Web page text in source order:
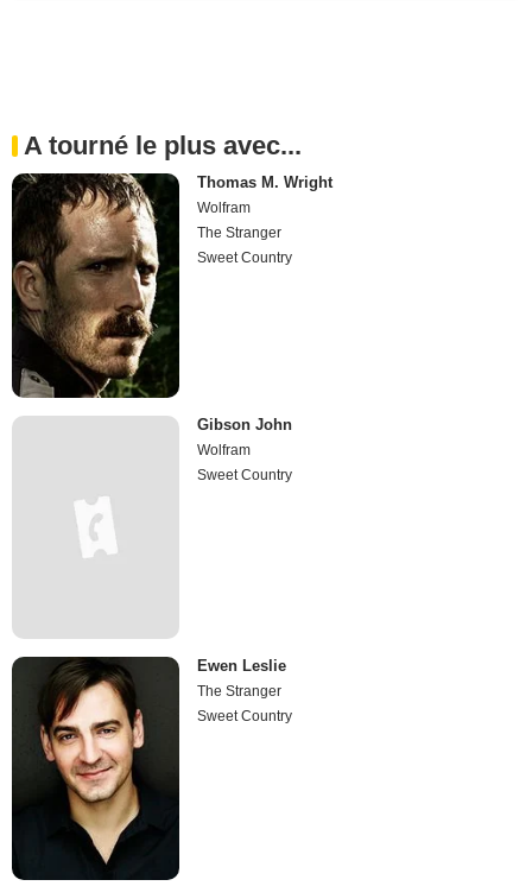
A tourné le plus avec...
Thomas M. Wright
Wolfram
The Stranger
Sweet Country
Gibson John
Wolfram
Sweet Country
Ewen Leslie
The Stranger
Sweet Country